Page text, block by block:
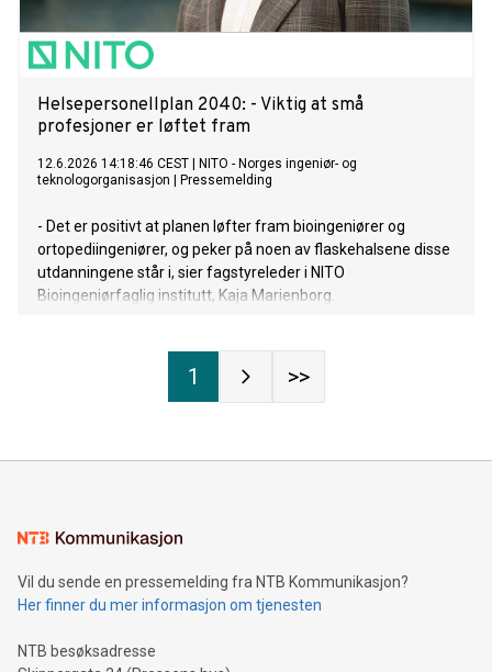
Helsepersonellplan 2040: - Viktig at små
profesjoner er løftet fram
12.6.2026 14:18:46 CEST
NITO - Norges ingeniør- og
teknologorganisasjon
Pressemelding
- Det er positivt at planen løfter fram bioingeniører og
ortopediingeniører, og peker på noen av flaskehalsene disse
utdanningene står i, sier fagstyreleder i NITO
Bioingeniørfaglig institutt, Kaja Marienborg.
1 >>
Vil du sende en pressemelding fra NTB Kommunikasjon?
Her finner du mer informasjon om tjenesten
NTB besøksadresse